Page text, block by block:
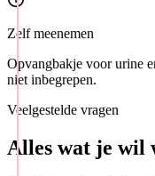
Zelf meenemen
Opvangbakje voor urine
niet inbegrepen.
Veelgestelde vragen
Alles wat je wil